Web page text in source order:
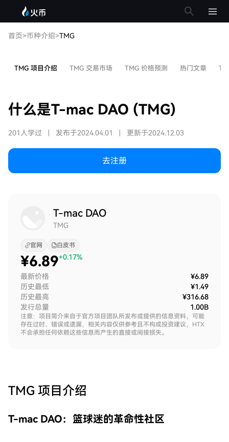
首页>币种介绍>TMG
TMG 项目介绍 TMG 交易市场 TMG 价格预测 热门文章
什么是T-mac DAO (TMG)
201人学过 发布于2024.04.01 更新于2024.12.03
去注册
T-mac DAO
TMG
官网 白皮书
¥6.89+0.17%
最新价格
¥6.89
历史最低
¥1.49
历史最高
¥316.68
发行总量
1.00B
注意：项目简介来自于官方项目团队所发布或提供的信息资料，可能
存在过时、错误或遗漏，相关内容仅供参考且不构成投资建议，HTX
不会承担任何依赖这些信息而产生的直接或间接损失。
TMG 项目介绍
T-mac DAO：篮球迷的革命性社区